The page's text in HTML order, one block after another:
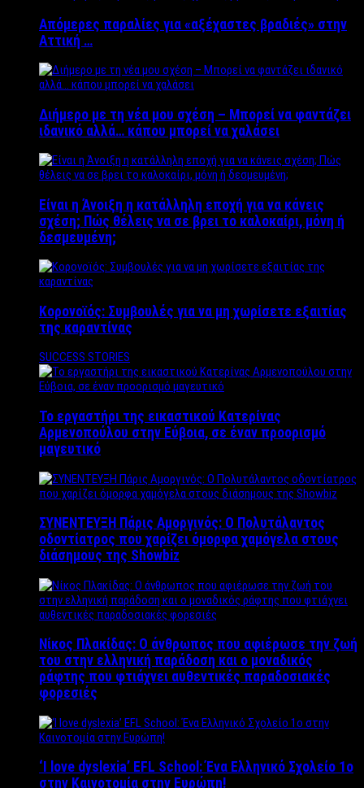
Απόμερες παραλίες για «αξέχαστες βραδιές» στην
Αττική …
Διήμερο με τη νέα μου σχέση – Μπορεί να φαντάζει
ιδανικό αλλά… κάπου μπορεί να χαλάσει
Είναι η Άνοιξη η κατάλληλη εποχή για να κάνεις
σχέση; Πώς θέλεις να σε βρει το καλοκαίρι, μόνη ή
δεσμευμένη;
Κορονοϊός: Συμβουλές για να μη χωρίσετε εξαιτίας
της καραντίνας
SUCCESS STORIES
Το εργαστήρι της εικαστικού Κατερίνας
Αρμενοπούλου στην Εύβοια, σε έναν προορισμό
μαγευτικό
ΣΥΝΕΝΤΕΥΞΗ Πάρις Αμοργινός: O Πολυτάλαντος
οδοντίατρος που χαρίζει όμορφα χαμόγελα στους
διάσημους της Showbiz
Νίκος Πλακίδας: O άνθρωπος που αφιέρωσε την ζωή
του στην ελληνική παράδοση και ο μοναδικός
ράφτης που φτιάχνει αυθεντικές παραδοσιακές
φορεσιές
‘Ι love dyslexia’ EFL School: Ένα Ελληνικό Σχολείo 1ο
στην Καινοτομία στην Ευρώπη!